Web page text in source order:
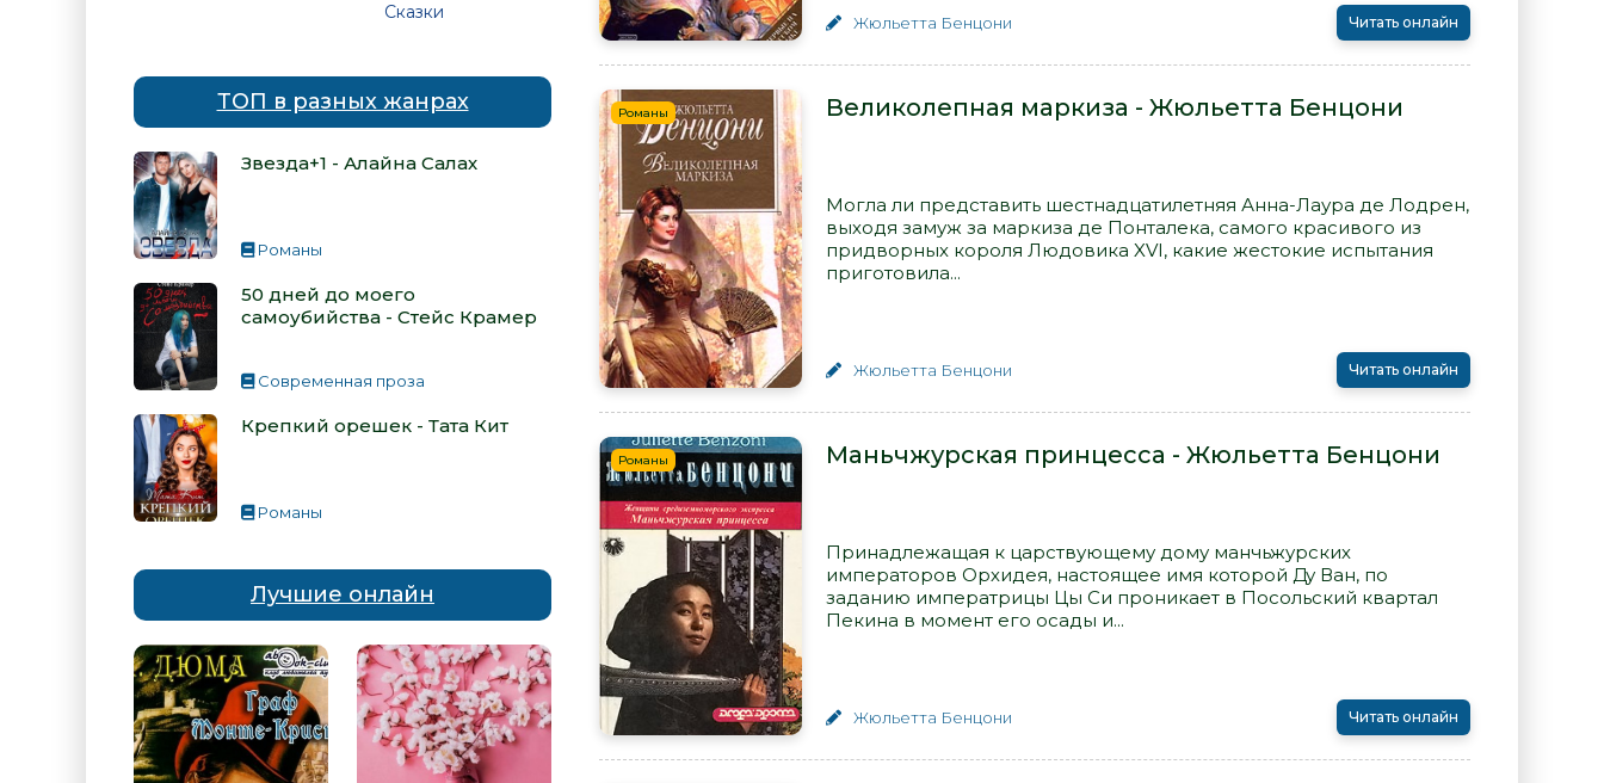
Сказки
ТОП в разных жанрах
Звезда+1 - Алайна Салах
Романы
50 дней до моего
самоубийства - Стейс Крамер
Современная проза
Крепкий орешек - Тата Кит
Романы
Лучшие онлайн
Жюльетта Бенцони Читать онлайн
Романы Великолепная маркиза - Жюльетта Бенцони
Могла ли представить шестнадцатилетняя Анна-Лаура де Лодрен,
выходя замуж за маркиза де Понталека, самого красивого из
придворных короля Людовика XVI, какие жестокие испытания
приготовила...
Жюльетта Бенцони Читать онлайн
Романы Маньчжурская принцесса - Жюльетта Бенцони
Принадлежащая к царствующему дому манчьжурских
императоров Орхидея, настоящее имя которой Ду Ван, по
заданию императрицы Цы Си проникает в Посольский квартал
Пекина в момент его осады и...
Жюльетта Бенцони Читать онлайн